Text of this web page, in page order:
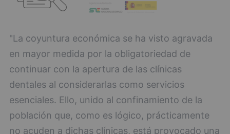
"La coyuntura económica se ha visto agravada
en mayor medida por la obligatoriedad de
continuar con la apertura de las clínicas
dentales al considerarlas como servicios
esenciales. Ello, unido al confinamiento de la
población que, como es lógico, prácticamente
no acuden a dichas clínicas, está provocado una